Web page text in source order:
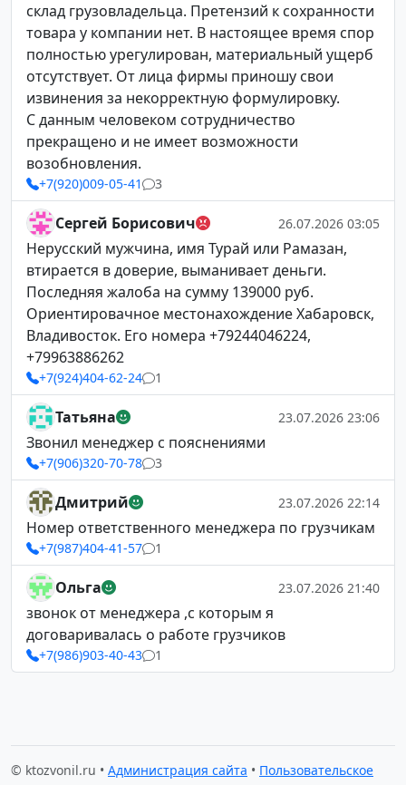
склад грузовладельца. Претензий к сохранности
товара у компании нет. В настоящее время спор
полностью урегулирован, материальный ущерб
отсутствует. От лица фирмы приношу свои
извинения за некорректную формулировку.
С данным человеком сотрудничество
прекращено и не имеет возможности
возобновления.
+7(920)009-05-41 3
Сергей Борисович 26.07.2026 03:05
Нерусский мужчина, имя Турай или Рамазан,
втирается в доверие, выманивает деньги.
Последняя жалоба на сумму 139000 руб.
Ориентировачное местонахождение Хабаровск,
Владивосток. Его номера +79244046224,
+79963886262
+7(924)404-62-24 1
Татьяна 23.07.2026 23:06
Звонил менеджер с пояснениями
+7(906)320-70-78 3
Дмитрий 23.07.2026 22:14
Номер ответственного менеджера по грузчикам
+7(987)404-41-57 1
Ольга 23.07.2026 21:40
звонок от менеджера ,с которым я
договаривалась о работе грузчиков
+7(986)903-40-43 1
© ktozvonil.ru • Администрация сайта • Пользовательское